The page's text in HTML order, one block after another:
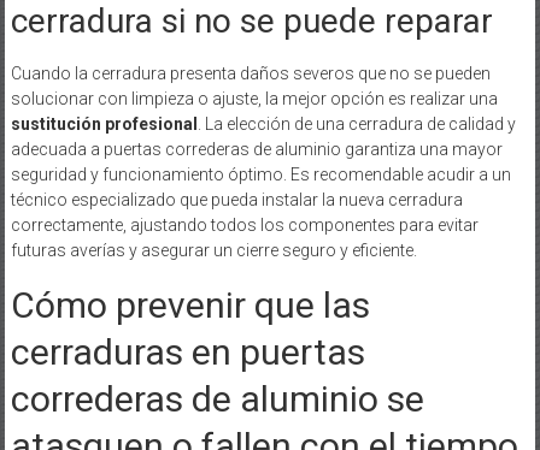
cerradura si no se puede reparar
Cuando la cerradura presenta daños severos que no se pueden
solucionar con limpieza o ajuste, la mejor opción es realizar una
sustitución profesional . La elección de una cerradura de calidad y
adecuada a puertas correderas de aluminio garantiza una mayor
seguridad y funcionamiento óptimo. Es recomendable acudir a un
técnico especializado que pueda instalar la nueva cerradura
correctamente, ajustando todos los componentes para evitar
futuras averías y asegurar un cierre seguro y eficiente.
Cómo prevenir que las
cerraduras en puertas
correderas de aluminio se